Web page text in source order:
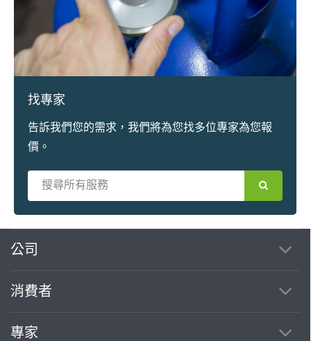
找專家
告訴我們您的需求，我們將為您找多位專家為您報
價。
公司
消費者
專家
繼續完成